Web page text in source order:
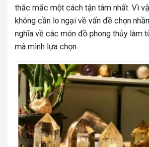
thắc mắc một cách tận tâm nhất. Vì
không cần lo ngại về vấn đề chọn
nghĩa về các món đồ phong thủy làm
mà mình lựa chọn.